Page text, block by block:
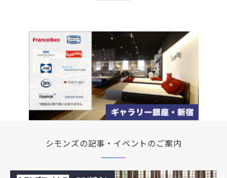
保証期間
備考
コンセント・LED照明付き
シモンズの記事・イベントのご案内